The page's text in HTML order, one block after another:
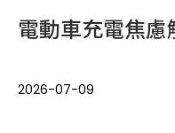
2026-07-09